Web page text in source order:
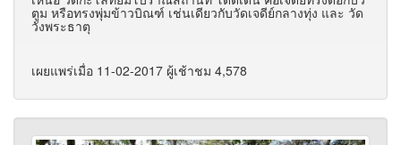
ตูม หรือทรงพุ่มข้าวบิณฑ์ เช่นเดียวกับวัดเจดีย์กลางทุ่ง และ วัด
วังพระธาตุ
เผยแพร่เมื่อ 11-02-2017 ผู้เช้าชม 4,578